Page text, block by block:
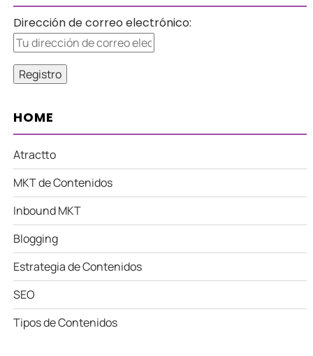
Dirección de correo electrónico:
HOME
Atractto
MKT de Contenidos
Inbound MKT
Blogging
Estrategia de Contenidos
SEO
Tipos de Contenidos